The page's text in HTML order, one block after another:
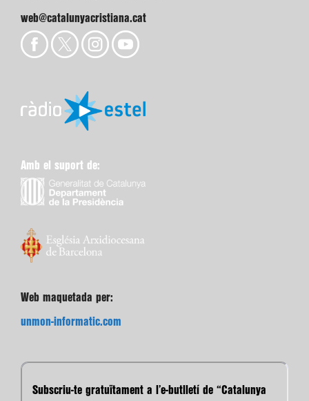
web@catalunyacristiana.cat
Amb el suport de:
Web maquetada per:
unmon-informatic.com
Subscriu-te gratuïtament a l’e-butlletí de “Catalunya